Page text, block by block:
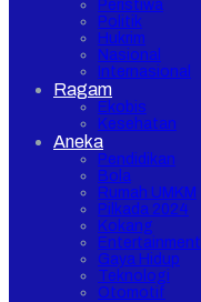
Peristiwa
Politik
Hukrim
Nasional
Internasional
Ragam
Ekobis
Kesehatan
Aneka
Pendidikan
Bola
Rumah UMKM
Pilkada 2024
Kokang
Entertainment
Gaya Hidup
Teknologi
Otomotif